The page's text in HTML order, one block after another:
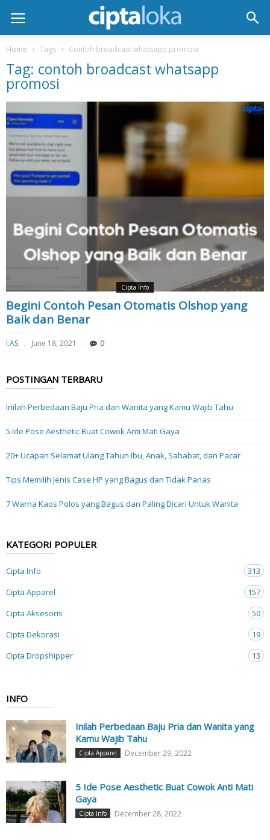
Home Tags Contoh broadcast whatsapp promosi
Tag: contoh broadcast whatsapp
promosi
Cipta Info
Begini Contoh Pesan Otomatis Olshop yang
Baik dan Benar
I.AS June 18, 2021 0
POSTINGAN TERBARU
Inilah Perbedaan Baju Pria dan Wanita yang Kamu Wajib Tahu
5 Ide Pose Aesthetic Buat Cowok Anti Mati Gaya
20+ Ucapan Selamat Ulang Tahun Ibu, Anak, Sahabat, dan Pacar
Tips Memilih Jenis Case HP yang Bagus dan Tidak Panas
7 Warna Kaos Polos yang Bagus dan Paling Dicari Untuk Wanita
KATEGORI POPULER
Cipta Info
313
Cipta Apparel
157
Cipta Aksesoris
50
Cipta Dekorasi
19
Cipta Dropshipper
13
INFO
Inilah Perbedaan Baju Pria dan Wanita yang
Kamu Wajib Tahu
Cipta Apparel December 29, 2022
5 Ide Pose Aesthetic Buat Cowok Anti Mati
Gaya
Cipta Info December 28, 2022